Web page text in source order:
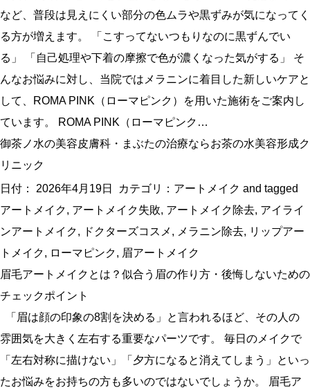
など、普段は見えにくい部分の色ムラや黒ずみが気になってく
る方が増えます。 「こすってないつもりなのに黒ずんでい
る」 「自己処理や下着の摩擦で色が濃くなった気がする」 そ
んなお悩みに対し、当院ではメラニンに着目した新しいケアと
して、ROMA PINK（ローマピンク）を用いた施術をご案内し
ています。 ROMA PINK（ローマピンク…
御茶ノ水の美容皮膚科・まぶたの治療ならお茶の水美容形成ク
リニック
日付： 2026年4月19日 カテゴリ： アートメイク and tagged
アートメイク, アートメイク失敗, アートメイク除去, アイライ
ンアートメイク, ドクターズコスメ , メラニン除去, リップアー
トメイク, ローマピンク, 眉アートメイク
眉毛アートメイクとは？似合う眉の作り方・後悔しないための
チェックポイント
「眉は顔の印象の8割を決める」と言われるほど、その人の
雰囲気を大きく左右する重要なパーツです。 毎日のメイクで
「左右対称に描けない」「夕方になると消えてしまう」といっ
たお悩みをお持ちの方も多いのではないでしょうか。 眉毛ア